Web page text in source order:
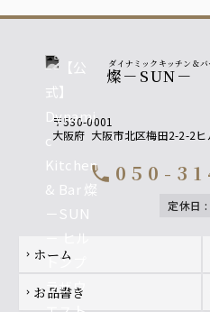
ダイナミックキッチン＆バ
燦－SUN－
〒530-0001
大阪府 大阪市北区梅田2-2-2
call 050-
定休日 :
Footer navigation
chevron_right ホーム
chevron_right お品書き